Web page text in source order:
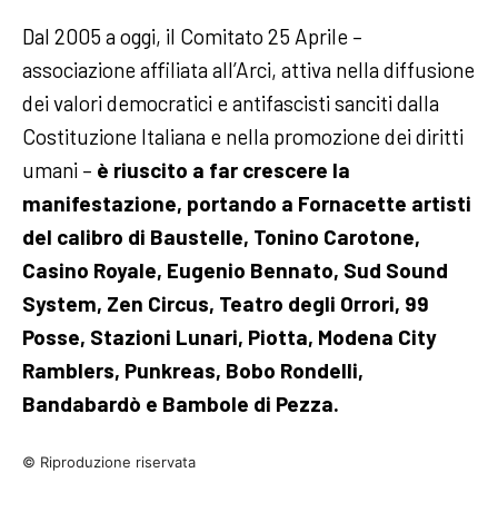
Dal 2005 a oggi, il Comitato 25 Aprile –
associazione affiliata all’Arci, attiva nella diffusione
dei valori democratici e antifascisti sanciti dalla
Costituzione Italiana e nella promozione dei diritti
umani – è riuscito a far crescere la
manifestazione, portando a Fornacette artisti
del calibro di Baustelle, Tonino Carotone,
Casino Royale, Eugenio Bennato, Sud Sound
System, Zen Circus, Teatro degli Orrori, 99
Posse, Stazioni Lunari, Piotta, Modena City
Ramblers, Punkreas, Bobo Rondelli,
Bandabardò e Bambole di Pezza.
© Riproduzione riservata